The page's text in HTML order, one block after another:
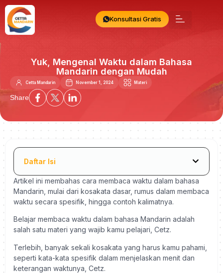
Konsultasi Gratis
Yuk, Mengenal Waktu dalam Bahasa
Mandarin dengan Mudah
Cetta Mandarin November 1, 2024 Materi
Share
Daftar Isi
Artikel ini membahas cara membaca waktu dalam bahasa
Mandarin, mulai dari kosakata dasar, rumus dalam membaca
waktu secara spesifik, hingga contoh kalimatnya.
Belajar membaca waktu dalam bahasa Mandarin adalah
salah satu materi yang wajib kamu pelajari, Cetz.
Terlebih, banyak sekali kosakata yang harus kamu pahami,
seperti kata-kata spesifik dalam menjelaskan menit dan
keterangan waktunya, Cetz.